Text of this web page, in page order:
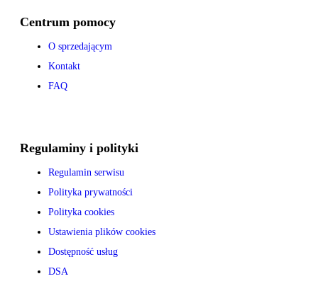
Centrum pomocy
O sprzedającym
Kontakt
FAQ
Regulaminy i polityki
Regulamin serwisu
Polityka prywatności
Polityka cookies
Ustawienia plików cookies
Dostępność usług
DSA